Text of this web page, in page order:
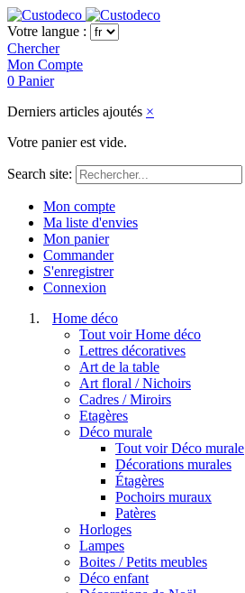
Votre langue :
Chercher
Mon Compte
0 Panier
Derniers articles ajoutés ×
Votre panier est vide.
Search site:
Mon compte
Ma liste d'envies
Mon panier
Commander
S'enregistrer
Connexion
Home déco
Tout voir Home déco
Lettres décoratives
Art de la table
Art floral / Nichoirs
Cadres / Miroirs
Etagères
Déco murale
Tout voir Déco murale
Décorations murales
Étagères
Pochoirs muraux
Patères
Horloges
Lampes
Boites / Petits meubles
Déco enfant